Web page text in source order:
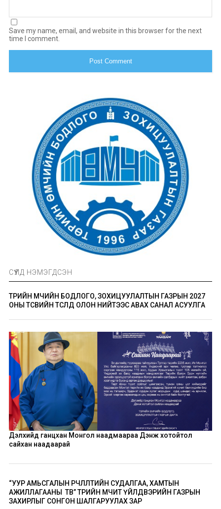
Save my name, email, and website in this browser for the next
time I comment.
СҮҮЛД НЭМЭГДСЭН
ТӨРИЙН ӨМЧИЙН БОДЛОГО, ЗОХИЦУУЛАЛТЫН ГАЗРЫН 2027
ОНЫ ТӨСВИЙН ТӨСӨЛД ОЛОН НИЙТЭЭС АВАХ САНАЛ АСУУЛГА
Дэлхийд ганцхан Монгол наадмаараа Дэнж хотойтол
сайхан наадаарай
“УУР АМЬСГАЛЫН ӨӨРЧЛӨЛТИЙН СУДАЛГАА, ХАМТЫН
АЖИЛЛАГААНЫ ТӨВ” ТӨРИЙН ӨМЧИТ ҮЙЛДВЭРИЙН ГАЗРЫН
ЗАХИРЛЫГ СОНГОН ШАЛГАРУУЛАХ ЗАР